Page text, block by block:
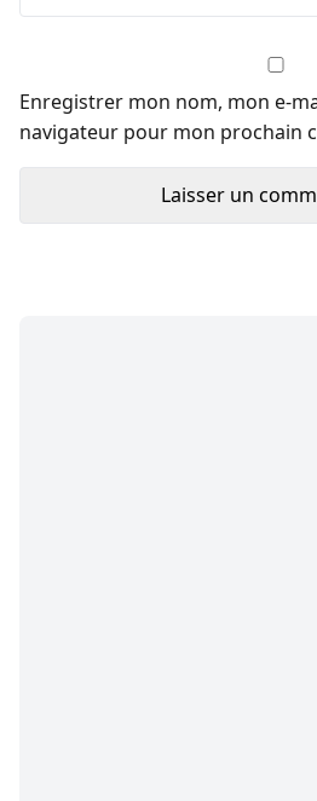
Enregistrer mon nom, mon e-
navigateur pour mon prochain